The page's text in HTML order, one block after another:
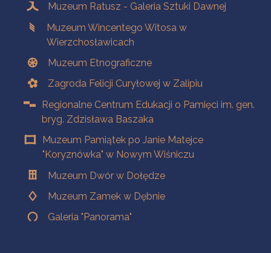
Muzeum Ratusz - Galeria Sztuki Dawnej
Muzeum Wincentego Witosa w
Wierzchosławicach
Muzeum Etnograficzne
Zagroda Felicji Curyłowej w Zalipiu
Regionalne Centrum Edukacji o Pamięci im. gen.
bryg. Zdzisława Baszaka
Muzeum Pamiątek po Janie Matejce
"Koryznówka" w Nowym Wiśniczu
Muzeum Dwór w Dołędze
Muzeum Zamek w Dębnie
Galeria "Panorama"